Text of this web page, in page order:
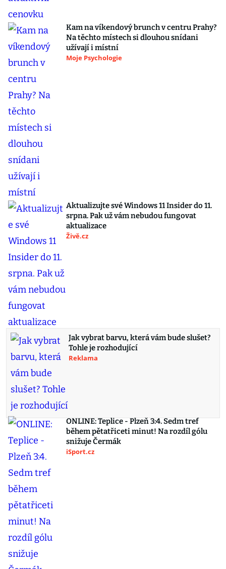
Kam na víkendový brunch v centru Prahy?
Na těchto místech si dlouhou snídani
užívají i místní
Moje Psychologie
Aktualizujte své Windows 11 Insider do 11.
srpna. Pak už vám nebudou fungovat
aktualizace
Živě.cz
Jak vybrat barvu, která vám bude slušet?
Tohle je rozhodující
Reklama
ONLINE: Teplice - Plzeň 3:4. Sedm tref
během pětatřiceti minut! Na rozdíl gólu
snižuje Čermák
iSport.cz